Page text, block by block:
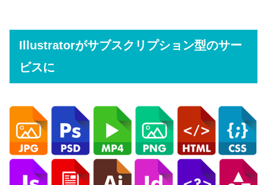
Illustratorがサブスクリプション型のサー
ビスに